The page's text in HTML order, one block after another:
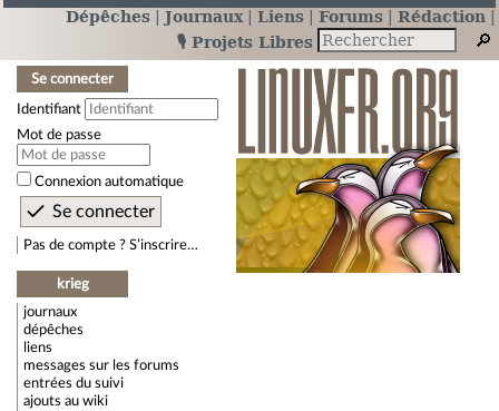
Dépêches Journaux Liens Forums
Rédaction
🎙️ Projets Libres
Se connecter
Identifiant
Mot de passe
Connexion automatique
Pas de compte ? S’inscrire…
krieg
journaux
dépêches
liens
messages sur les forums
entrées du suivi
ajouts au wiki